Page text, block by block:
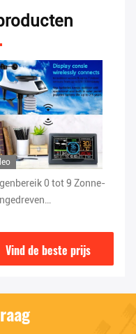
draadloos WIFI
met kleuren
sensor
Vind de beste prijs